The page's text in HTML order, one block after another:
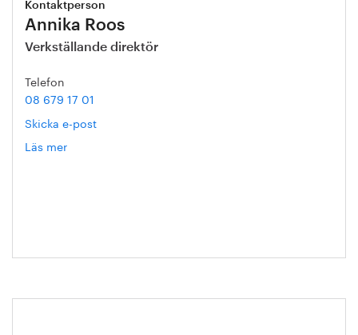
Kontaktperson
Annika Roos
Verkställande direktör
Telefon
08 679 17 01
Skicka e-post
Läs mer